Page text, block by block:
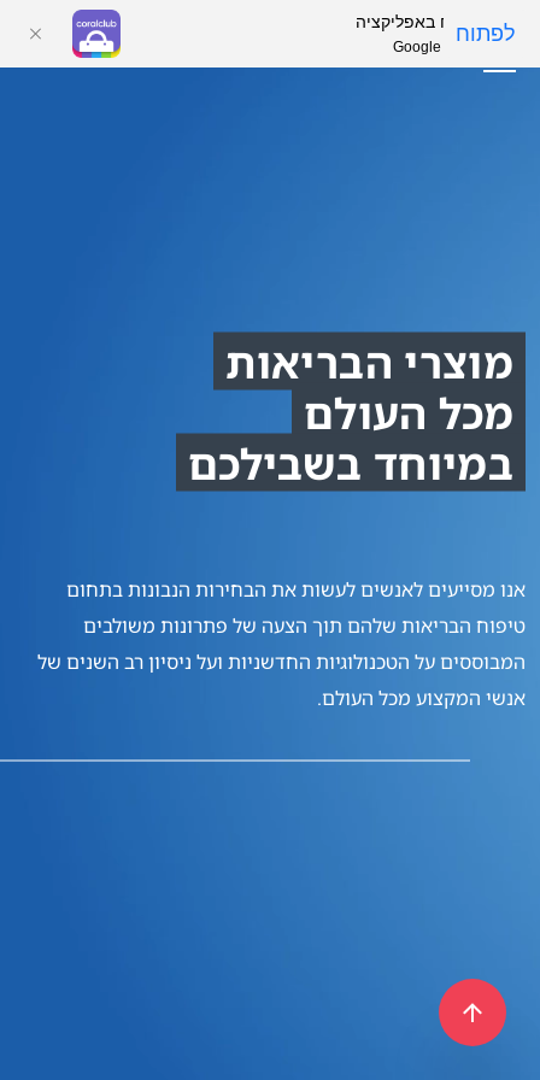
02
03
מוצרי הבריאות
מכל העולם
במיוחד בשבילכם
אנו מסייעים לאנשים לעשות את הבחירות הנבונותבתחום
טיפוח הבריאות שלהם תוך הצעה של פתרונות משולבים
המבוססים על הטכנולוגיות החדשניות ועל ניסיון רב השנים של
אנשי המקצוע מכל העולם.
פתח באפליקציה
Google Play
לפתוח